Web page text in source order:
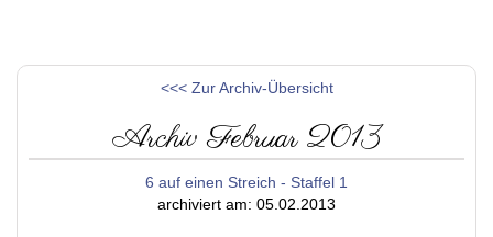
<<< Zur Archiv-Übersicht
Archiv Februar 2013
6 auf einen Streich - Staffel 1
archiviert am: 05.02.2013